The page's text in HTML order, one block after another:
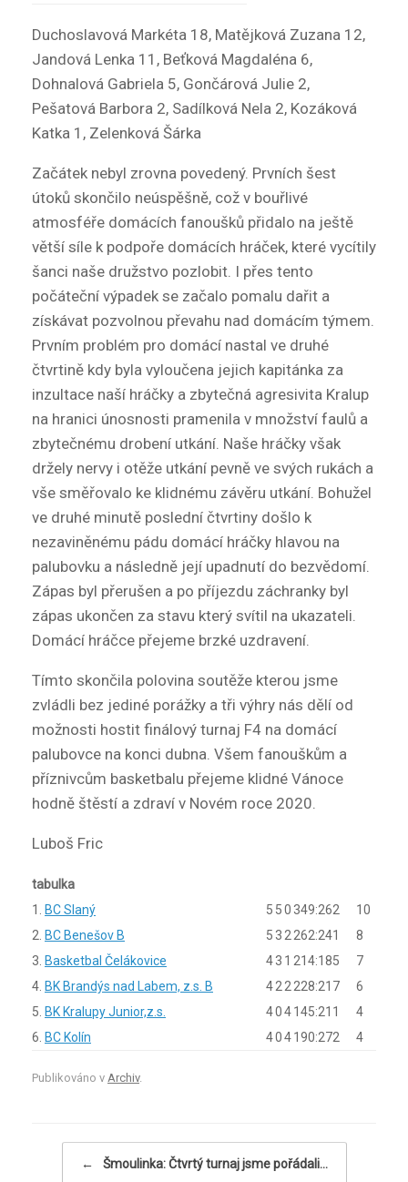
Duchoslavová Markéta 18, Matějková Zuzana 12,
Jandová Lenka 11, Beťková Magdaléna 6,
Dohnalová Gabriela 5, Gončárová Julie 2,
Pešatová Barbora 2, Sadílková Nela 2, Kozáková
Katka 1, Zelenková Šárka
Začátek nebyl zrovna povedený. Prvních šest
útoků skončilo neúspěšně, což v bouřlivé
atmosféře domácích fanoušků přidalo na ještě
větší síle k podpoře domácích hráček, které vycítily
šanci naše družstvo pozlobit. I přes tento
počáteční výpadek se začalo pomalu dařit a
získávat pozvolnou převahu nad domácím týmem.
Prvním problém pro domácí nastal ve druhé
čtvrtině kdy byla vyloučena jejich kapitánka za
inzultace naší hráčky a zbytečná agresivita Kralup
na hranici únosnosti pramenila v množství faulů a
zbytečnému drobení utkání. Naše hráčky však
držely nervy i otěže utkání pevně ve svých rukách a
vše směřovalo ke klidnému závěru utkání. Bohužel
ve druhé minutě poslední čtvrtiny došlo k
nezaviněnému pádu domácí hráčky hlavou na
palubovku a následně její upadnutí do bezvědomí.
Zápas byl přerušen a po příjezdu záchranky byl
zápas ukončen za stavu který svítil na ukazateli.
Domácí hráčce přejeme brzké uzdravení.
Tímto skončila polovina soutěže kterou jsme
zvládli bez jediné porážky a tři výhry nás dělí od
možnosti hostit finálový turnaj F4 na domácí
palubovce na konci dubna. Všem fanouškům a
příznivcům basketbalu přejeme klidné Vánoce
hodně štěstí a zdraví v Novém roce 2020.
Luboš Fric
tabulka
1.
BC Slaný 5 50 349:262
10
2. BC Benešov B 5 3 2 262:241
8
3. Basketbal Čelákovice 43 1 214:185
7
4. BK Brandýs nad Labem, z.s. B 42 2 228:217
6
5. BK Kralupy Junior,z.s. 404145:211
4
6. BC Kolín 404190:272 4
Publikováno v Archiv.
← Šmoulinka: Čtvrtý turnaj jsme pořádali…